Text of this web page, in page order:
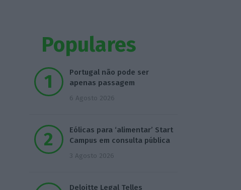
Populares
Portugal não pode ser
apenas passagem
6 Agosto 2026
Eólicas para ‘alimentar’ Start
Campus em consulta pública
3 Agosto 2026
Deloitte Legal Telles